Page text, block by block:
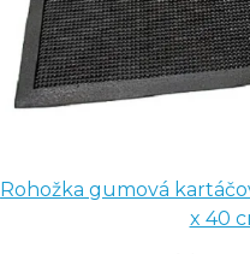
Rohožka gumová
x 40